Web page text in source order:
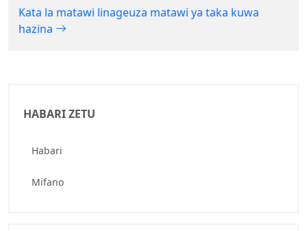
HABARI ZETU
Habari
Mifano
Kata la matawi linageuza matawi ya taka kuwa
hazina